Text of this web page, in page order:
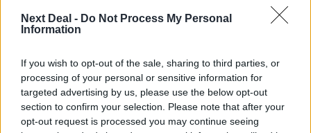
Next Deal - Do Not Process My Personal
Information
If you wish to opt-out of the sale, sharing to third parties, or
processing of your personal or sensitive information for
targeted advertising by us, please use the below opt-out
section to confirm your selection. Please note that after your
opt-out request is processed you may continue seeing
06.08.2026 - 11:37
ζητούν οι έμποροι από την Κυβέρνηση
06.08.2026 - 10:45
Ευρώπη: Μπορεί η κλιματική αλλαγή να οδηγήσει σε
ενεργειακή κρίση;